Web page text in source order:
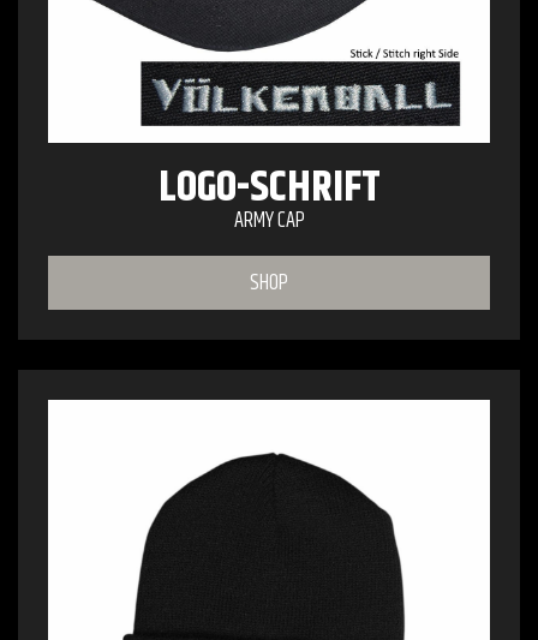
LOGO-SCHRIFT
ARMY CAP
SHOP